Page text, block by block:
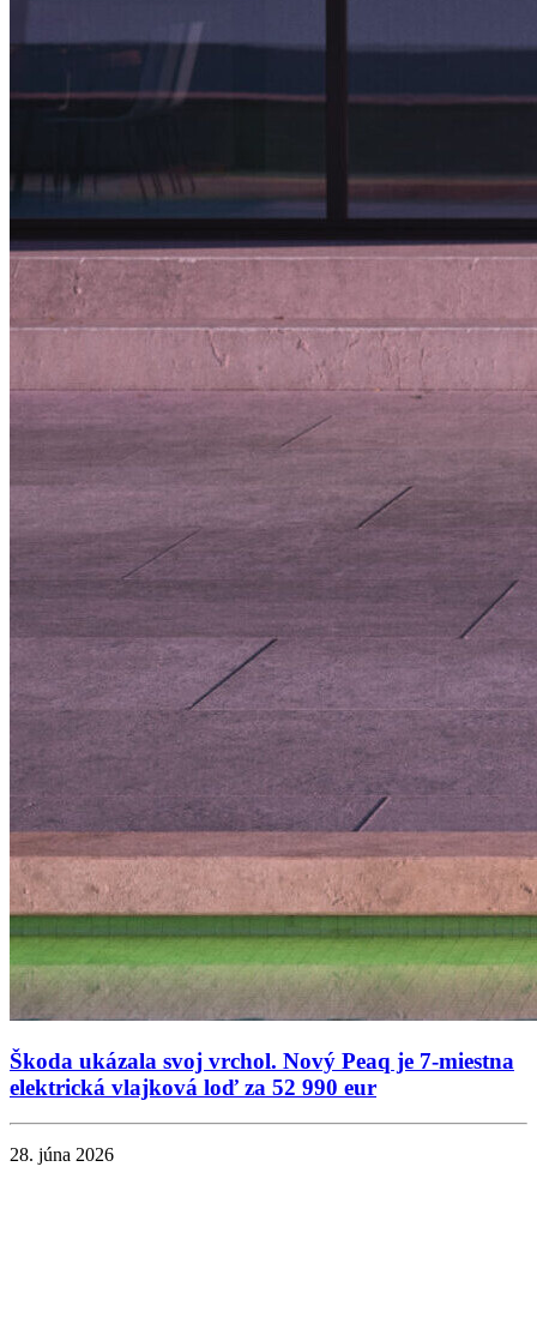
Škoda ukázala svoj vrchol. Nový Peaq je 7-miestna
elektrická vlajková loď za 52 990 eur
28. júna 2026